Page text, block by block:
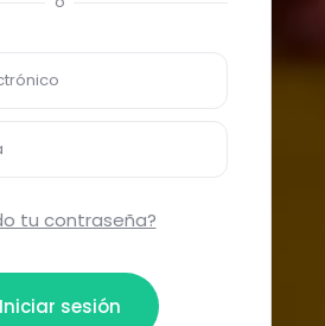
tu contraseña?
Iniciar sesión